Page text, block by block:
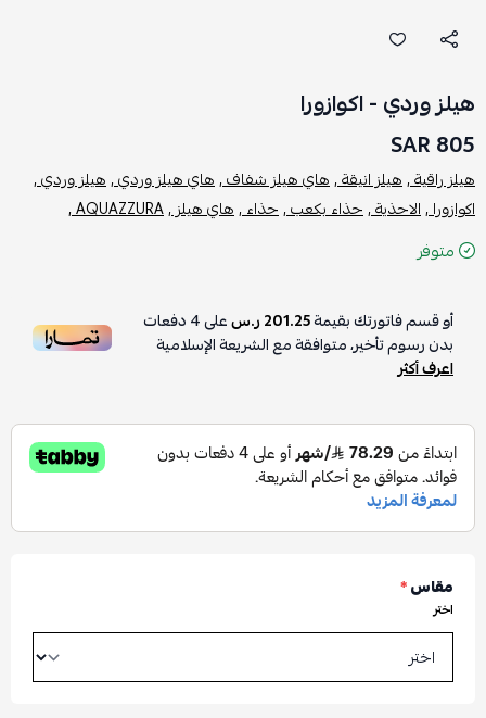
هيلز وردي - اكوازورا
805 SAR
هيلز راقية ,هيلز انيقة ,هاي هيلز شفاف ,هاي هيلز وردي ,هيلز وردي ,
اكوازورا ,الاحذية ,حذاء بكعب ,حذاء ,هاي هيلز ,AQUAZZURA ,
متوفر
أو قسم فاتورتك بقيمة201.25 ر.س على4دفعات
بدون رسوم تأخير، متوافقة مع الشريعة الإسلامية
اعرف أكثر
مقاس*
اختر